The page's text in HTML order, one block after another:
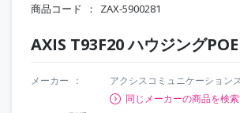
商品コード ZAX-5900281
AXIS T93F20 ハウジングPOE
メーカー
アクシスコミュニケーション
同じメーカーの商品を検